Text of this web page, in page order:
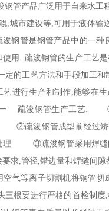
钢管产品广泛用于自来水工
,城市建设等,可用于液体输
管是钢管产品中的一种
用. 疏浚钢管的生产工艺
定的工艺方法和手段加工和
艺进行生产和制作,能够在
一 疏浚钢管生产工艺:
②疏浚钢管成型前经过矫
理. ③疏浚钢管采用焊缝
求,管径,错边量和焊缝间隙
等离子切割机将钢管切
三根要进行严格的首检制度